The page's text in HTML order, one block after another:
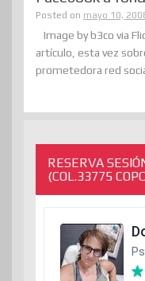
Posted on mayo 10,
Image by b3co via
artículo, esta vez
prometedora red
RESERVA
(COL.33775